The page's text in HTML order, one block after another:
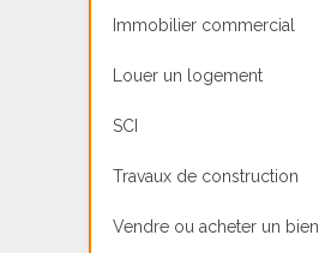
Immobilier commercial
Louer un logement
SCI
Travaux de construction
Vendre ou acheter un bien